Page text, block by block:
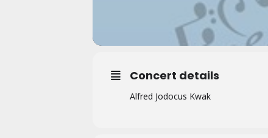
Concert details
Alfred Jodocus Kwak